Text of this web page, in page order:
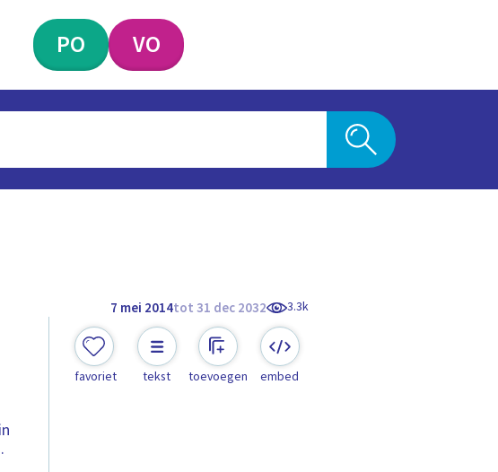
PO VO
7 mei 2014tot 31 dec 2032 3.3k
favoriet tekst toevoegen embed